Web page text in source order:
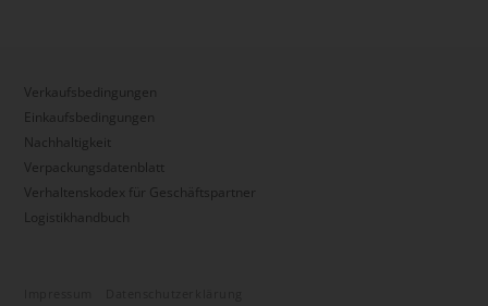
Verkaufsbedingungen
Einkaufsbedingungen
Nachhaltigkeit
Verpackungsdatenblatt
Verhaltenskodex für Geschäftspartner
Logistikhandbuch